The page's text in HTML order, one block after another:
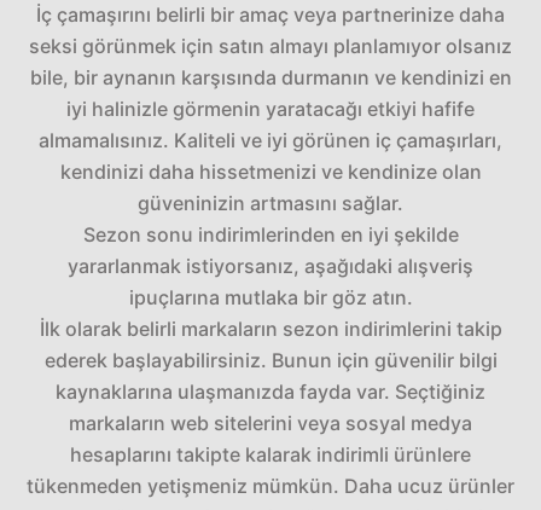
İç çamaşırını belirli bir amaç veya partnerinize daha
seksi görünmek için satın almayı planlamıyor olsanız
bile, bir aynanın karşısında durmanın ve kendinizi en
iyi halinizle görmenin yaratacağı etkiyi hafife
almamalısınız. Kaliteli ve iyi görünen iç çamaşırları,
kendinizi daha hissetmenizi ve kendinize olan
güveninizin artmasını sağlar.
Sezon sonu indirimlerinden en iyi şekilde
yararlanmak istiyorsanız, aşağıdaki alışveriş
ipuçlarına mutlaka bir göz atın.
İlk olarak belirli markaların sezon indirimlerini takip
ederek başlayabilirsiniz. Bunun için güvenilir bilgi
kaynaklarına ulaşmanızda fayda var. Seçtiğiniz
markaların web sitelerini veya sosyal medya
hesaplarını takipte kalarak indirimli ürünlere
tükenmeden yetişmeniz mümkün. Daha ucuz ürünler